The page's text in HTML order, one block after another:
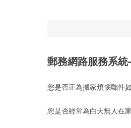
郵務網路服務系
您是否正為搬家煩惱郵件
您是否經常為白天無人在